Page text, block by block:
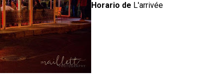
Horario de L'arrivée